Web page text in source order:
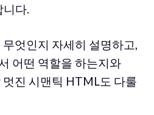
니다.
엇인지 자세히 설명하고,
어떤 역할을 하는지와
진 시맨틱 HTML도 다룰